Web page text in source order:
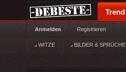
Trend
Anmelden Registrieren
WITZE BILDER & SPRÜCHE